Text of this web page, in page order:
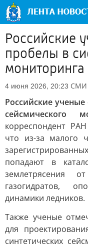
Российские
пробелы в
мониторинга
4 июня 2026, 20:23 СМИ
Российские
сейсмического
корреспондент
что из-за малого
попадают в
землетрясения
газогидратов,
динамики ледников.
Также ученые
для
синтетических